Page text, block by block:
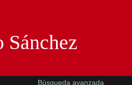
Búsqueda avanzada